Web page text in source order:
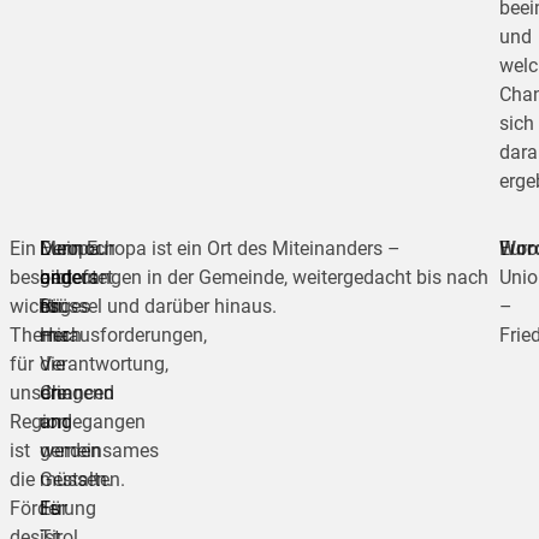
und
sich
Ein
besonders
wichtiges
Thema
für
unsere
Region
ist
die
Förderung
Dennoch
gibt
es
Herausforderungen,
die
dringend
angegangen
werden
müssen.
Für
Europa
bedeutet
für
mich
Verantwortung,
Chancen
und
gemeinsames
Gestalten.
Es
Mein Europa ist ein Ort des Miteinanders –
angefangen in der Gemeinde, weitergedacht bis nach
Brüssel und darüber hinaus.
–